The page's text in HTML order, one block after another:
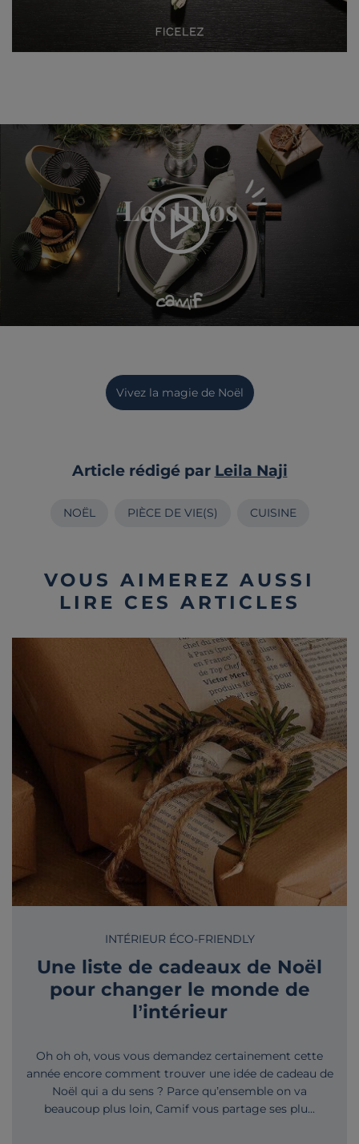
Vivez la magie de Noël
Article rédigé par Leila Naji
NOËL PIÈCE DE VIE(S) CUISINE
VOUS AIMEREZ AUSSI
LIRE CES ARTICLES
INTÉRIEUR ÉCO-FRIENDLY
Une liste de cadeaux de Noël
pour changer le monde de
l’intérieur
Oh oh oh, vous vous demandez certainement cette
année encore comment trouver une idée de cadeau de
Noël qui a du sens ? Parce qu’ensemble on va
beaucoup plus loin, Camif vous partage ses plu...